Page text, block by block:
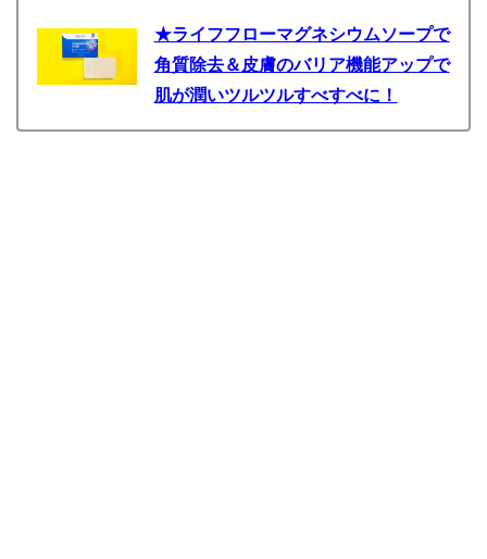
★ライフフローマグネシウムソープで
角質除去＆皮膚のバリア機能アップで
肌が潤いツルツルすべすべに！